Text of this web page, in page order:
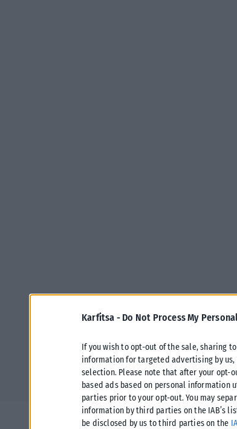
Karfitsa - Do Not Process My
If you wish to opt-out of the sale, sharing
information for targeted advertising by
selection. Please note that after your opt-
based ads based on personal
parties prior to your opt-out. You may
information by third parties on the IAB’s
be disclosed by us to third parties on the